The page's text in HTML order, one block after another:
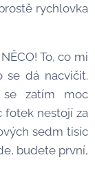
rychlovka
To, co mi
se dá nacvičit.
zatím moc
fotek nestojí za
sedm tisíc
budete první,